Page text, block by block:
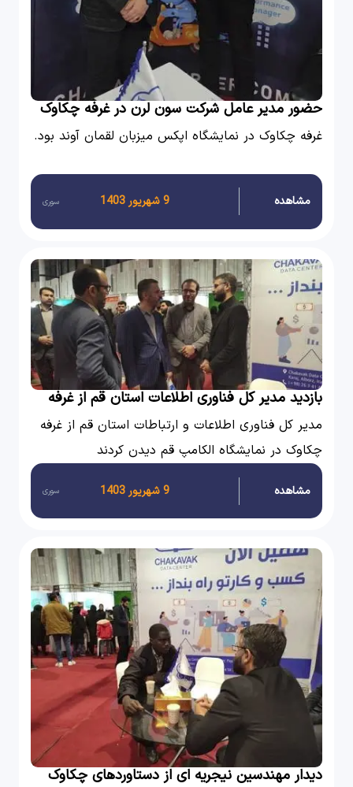
حضور مدیر عامل شرکت سون لرن در غرفه چکاوک
نمایشگاه اپکس
غرفه چکاوک در نمایشگاه اپکس میزبان لقمان آوند بود.
مشاهده 9 شهریور 1403 سوری
بازدید مدیر کل فناوری اطلاعات استان قم از غرفه
چکاوک
مدیر کل فناوری اطلاعات و ارتباطات استان قم از غرفه
چکاوک در نمایشگاه الکامپ قم دیدن کردند
مشاهده 9 شهریور 1403 سوری
دیدار مهندسین نیجریه ای از دستاوردهای چکاوک